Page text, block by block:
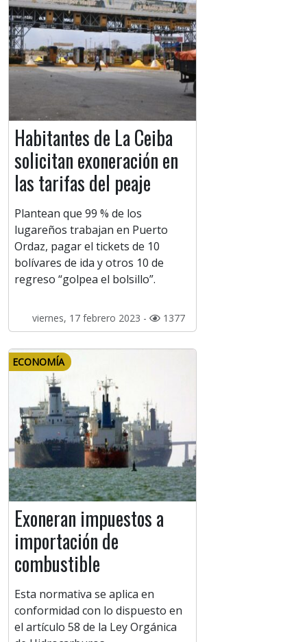
Habitantes de La Ceiba
solicitan exoneración en
las tarifas del peaje
Plantean que 99 % de los
lugareños trabajan en Puerto
Ordaz, pagar el tickets de 10
bolívares de ida y otros 10 de
regreso “golpea el bolsillo”.
viernes, 17 febrero 2023 - 1377
ECONOMÍA
Exoneran impuestos a
importación de
combustible
Esta normativa se aplica en
conformidad con lo dispuesto en
el artículo 58 de la Ley Orgánica